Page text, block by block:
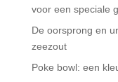
voor een speciale
De oorsprong en
zeezout
Poke bowl: een